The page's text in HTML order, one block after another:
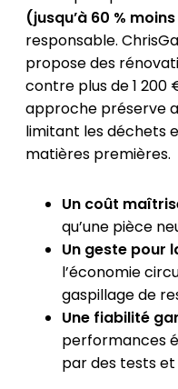
(jusqu’à 60 %
responsable.
propose des
contre plus de 1 200
approche préserve
limitant les déchets
matières premières.
Un coût
qu’une pièce
Un geste pour
l’économie
gaspillage de
Une fiabilité
performances
par des tests